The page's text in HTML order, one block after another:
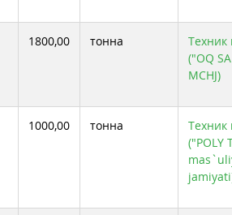
1800,00 тонна
Техник
("OQ
MCHJ)
1000,00 тонна
Техник
("POLY